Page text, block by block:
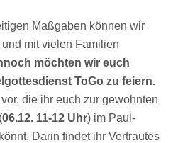
Maßgaben können wir
mit vielen Familien
möchten wir euch
ToGo zu feiern.
die ihr euch zur gewohnten
06.12. 11-12 Uhr) im Paul-
Darin findet ihr Vertrautes